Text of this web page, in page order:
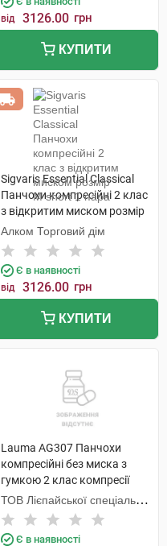
від 3126.00 грн
КУПИТИ
Sigvaris Essential Classical
Панчохи компресійні 2 клас
з відкритим миском розмір
М short 1 пара
Алком Торговий дім
Є в наявності
від 3126.00 грн
КУПИТИ
Lauma AG307 Панчохи
компресійні без миска з
гумкою 2 клас компресії
колір натуральний розмір 4D
1 пара
ТОВ Лієпайської спеціальної
економічної зони Лаума
Медікал,
Є в наявності